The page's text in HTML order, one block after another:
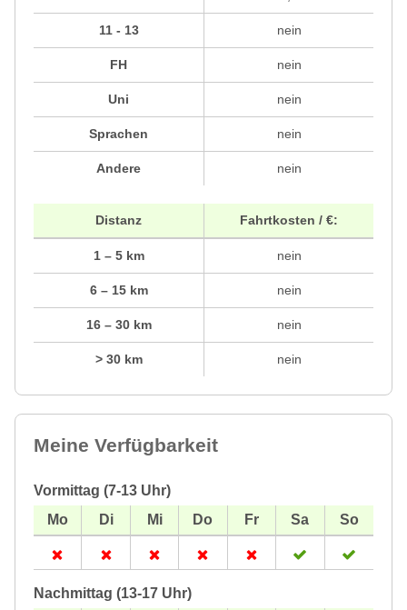
11 - 13
FH
Uni
Sprachen
Andere
nein
nein
nein
nein
nein
Distanz
1 – 5 km
6 – 15 km
16 – 30 km
> 30 km
Fahrtkosten / €:
nein
nein
nein
nein
Meine Verfügbarkeit
Vormittag (7-13 Uhr)
Nachmittag (13-17 Uhr)